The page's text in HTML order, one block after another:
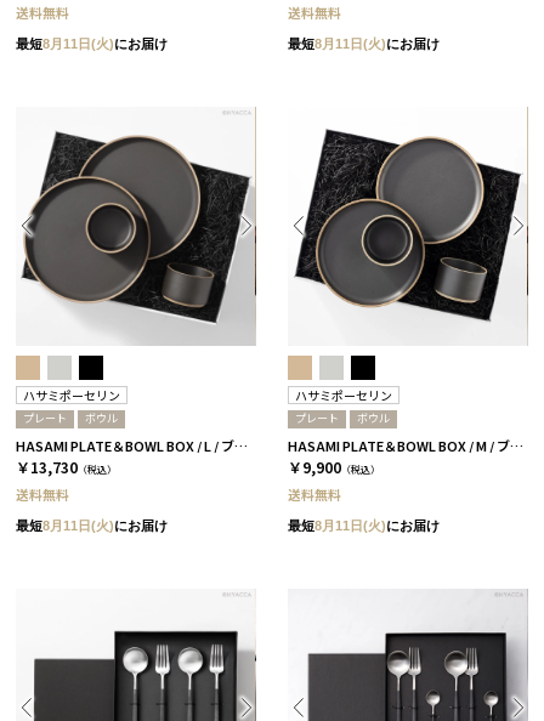
送料無料
最短8月11日(火)にお届け
送料無料
最短8月11日(火)にお届け
ハサミポーセリン
プレート ボウル
HASAMI PLATE＆BOWL BOX / L / ブラック［ハサミポーセリン］
￥13,730 （税込）
送料無料
最短8月11日(火)にお届け
ハサミポーセリン
プレート ボウル
HASAMI PLATE＆BOWL BOX / M / ブラック［ハサミポーセリン］
￥9,900 （税込）
送料無料
最短8月11日(火)にお届け